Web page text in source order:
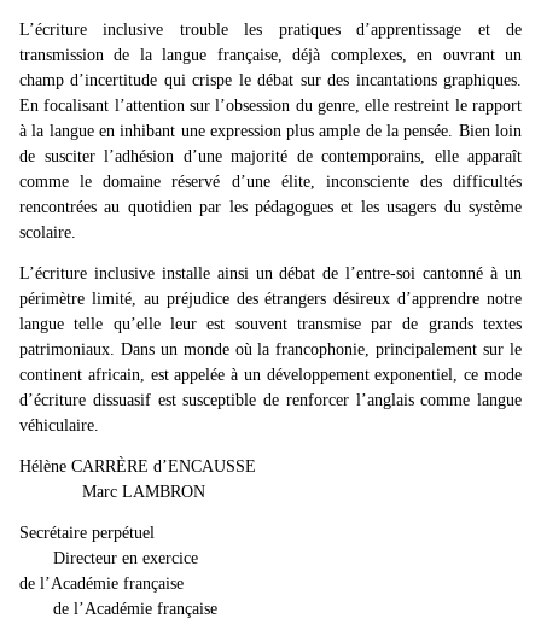
L’écriture inclusive trouble les pratiques d’apprentissage et de
transmission de la langue française, déjà complexes, en ouvrant un
champ d’incertitude qui crispe le débat sur des incantations graphiques.
En focalisant l’attention sur l’obsession du genre, elle restreint le rapport
à la langue en inhibant une expression plus ample de la pensée. Bien loin
de susciter l’adhésion d’une majorité de contemporains, elle apparaît
comme le domaine réservé d’une élite, inconsciente des difficultés
rencontrées au quotidien par les pédagogues et les usagers du système
scolaire.
L’écriture inclusive installe ainsi un débat de l’entre-soi cantonné à un
périmètre limité, au préjudice des étrangers désireux d’apprendre notre
langue telle qu’elle leur est souvent transmise par de grands textes
patrimoniaux. Dans un monde où la francophonie, principalement sur le
continent africain, est appelée à un développement exponentiel, ce mode
d’écriture dissuasif est susceptible de renforcer l’anglais comme langue
véhiculaire.
Hélène CARRÈRE d’ENCAUSSE
Marc LAMBRON
Secrétaire perpétuel
Directeur en exercice
de l’Académie française
de l’Académie française